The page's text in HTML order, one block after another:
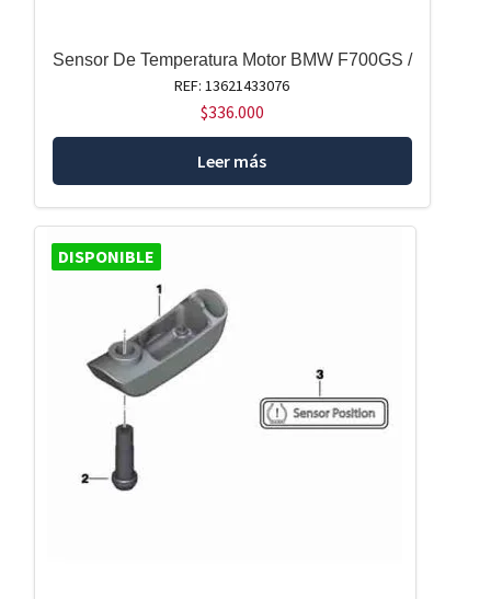
Sensor De Temperatura Motor BMW F700GS /
REF: 13621433076
$336.000
Leer más
DISPONIBLE